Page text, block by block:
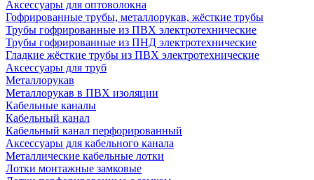
Аксессуары для оптоволокна
Гофрированные трубы, металлорукав, жёсткие трубы
Трубы гофрированные из ПВХ электротехнические
Трубы гофрированные из ПНД электротехнические
Гладкие жёсткие трубы из ПВХ электротехнические
Аксессуары для труб
Металлорукав
Металлорукав в ПВХ изоляции
Кабельные каналы
Кабельный канал
Кабельный канал перфорированный
Аксессуары для кабельного канала
Металлические кабельные лотки
Лотки монтажные замковые